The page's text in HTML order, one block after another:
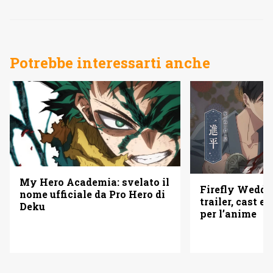
Potrebbe interessarti anche
My Hero Academia: svelato il
nome ufficiale da Pro Hero di
Deku
Firefly
trailer, cast e
per l’anime